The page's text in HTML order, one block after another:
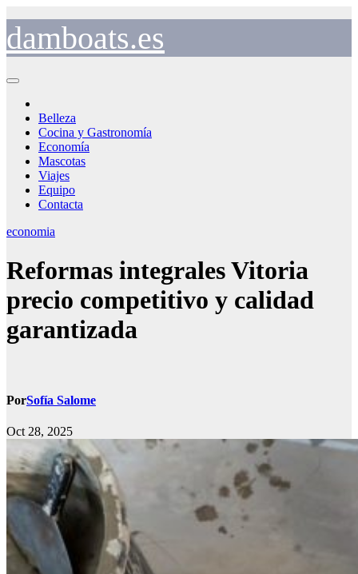
contenido
damboats.es
Belleza
Cocina y Gastronomía
Economía
Mascotas
Viajes
Equipo
Contacta
economia
Reformas integrales Vitoria
precio competitivo y calidad
garantizada
PorSofía Salome
Oct 28, 2025